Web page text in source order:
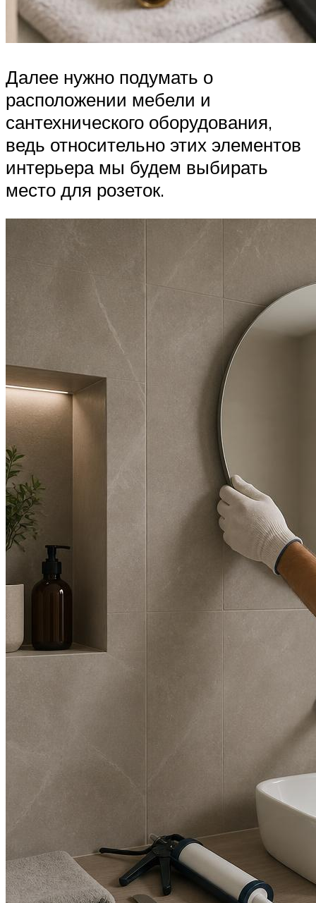
Далее нужно подумать о
расположении мебели и
сантехнического оборудования,
ведь относительно этих элементов
интерьера мы будем выбирать
место для розеток.